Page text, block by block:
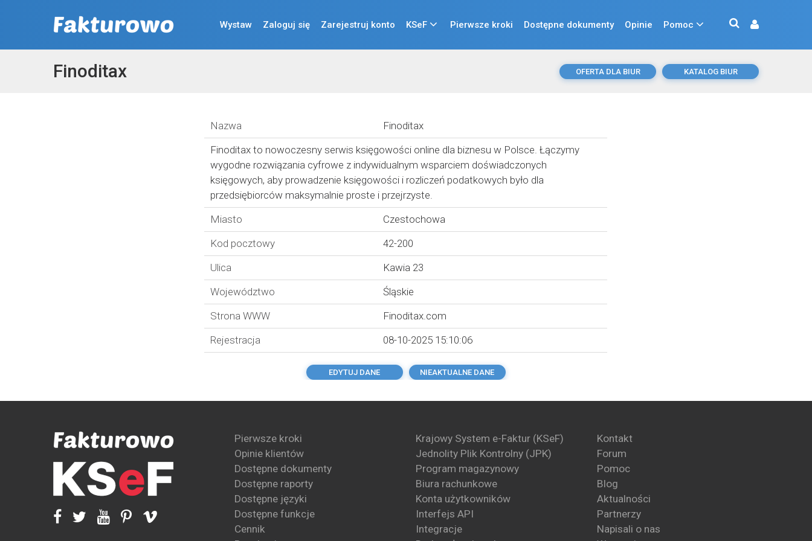
Wystaw Zaloguj się Zarejestruj konto KSeF Pierwsze kroki Dostępne dokumenty Opinie Pomoc
Finoditax OFERTA DLA BIUR KATALOG BIUR
Nazwa
Finoditax
Finoditax to nowoczesny serwis księgowości online dla biznesu w Polsce. Łączymy
wygodne rozwiązania cyfrowe z indywidualnym wsparciem doświadczonych
księgowych, aby prowadzenie księgowości i rozliczeń podatkowych było dla
przedsiębiorców maksymalnie proste i przejrzyste.
Miasto
Czestochowa
Kod pocztowy
42-200
Ulica
Kawia 23
Województwo
Śląskie
Strona WWW
Finoditax.com
Rejestracja
08-10-2025 15:10:06
EDYTUJ DANE NIEAKTUALNE DANE
Pierwsze kroki
Opinie klientów
Dostępne dokumenty
Dostępne raporty
Dostępne języki
Dostępne funkcje
Cennik
Krajowy System e-Faktur (KSeF)
Jednolity Plik Kontrolny (JPK)
Program magazynowy
Biura rachunkowe
Konta użytkowników
Interfejs API
Integracje
Kontakt
Forum
Pomoc
Blog
Aktualności
Partnerzy
Napisali o nas